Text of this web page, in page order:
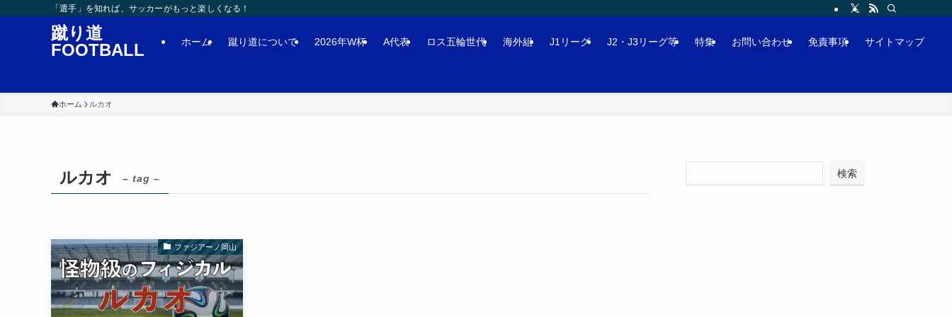
「選手」を知れば、サッカーがもっと楽しくなる！
蹴り道
FOOTBALL
ホーム 蹴り道について 2026年W杯 A代表 ロス五輪世代 海外組 J1リーグ J2・J3リーグ等 特集 お問い合わせ 免責事項 サイトマップ
ホーム ルカオ
ルカオ – tag –
ファジアーノ岡山
検索